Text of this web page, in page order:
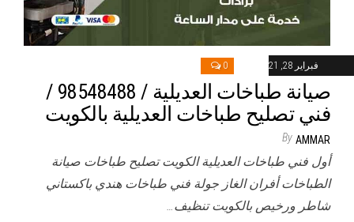
فبراير 28, 2021 0
صيانة طباخات العديلية / 98548488 /
فني تصليح طباخات العديلية بالكويت
By AMMAR
أول فني طباخات العديلية الكويت تصليح طباخات صيانة
الطباخات أفران الغاز جولة فني طباخات هندي باكستاني
شاطر ورخيص بالكويت تنظيف…